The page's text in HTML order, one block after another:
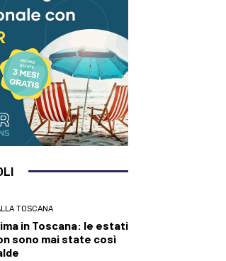
TOSCANA
in Toscana: le estati
sono mai state così